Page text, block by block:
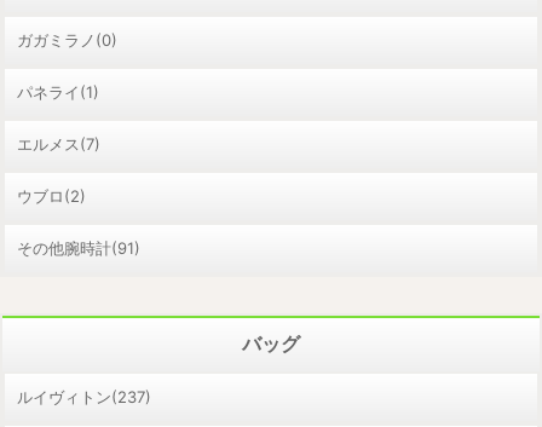
ガガミラノ(0)
パネライ(1)
エルメス(7)
ウブロ(2)
その他腕時計(91)
バッグ
ルイヴィトン(237)